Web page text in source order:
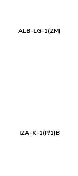
ALB-LG-1(ZM)
IZA-K-1(P/1)B